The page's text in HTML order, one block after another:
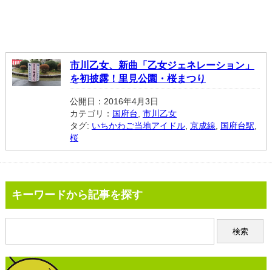
市川乙女、新曲「乙女ジェネレーション」
を初披露！里見公園・桜まつり
公開日：2016年4月3日
カテゴリ： 国府台 市川乙女
タグ: いちかわご当地アイドル, 京成線 国府台駅
桜
キーワードから記事を探す